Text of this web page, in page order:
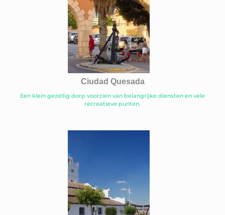
Ciudad Quesada
Een klein gezellig dorp voorzien van belangrijke diensten en vele
recreatieve punten.